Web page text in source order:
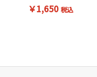
￥1,650 税込